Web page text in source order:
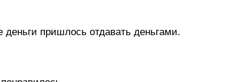
деньги пришлось отдавать деньгами.